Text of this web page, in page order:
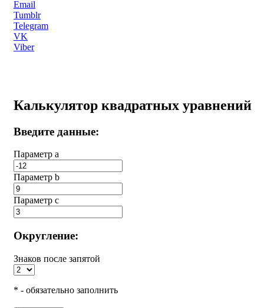
Email
Tumblr
Telegram
VK
Viber
Калькулятор квадратных уравнений
Введите данные:
Параметр a
Параметр b
Параметр с
Округление:
Знаков после запятой
* - обязательно заполнить